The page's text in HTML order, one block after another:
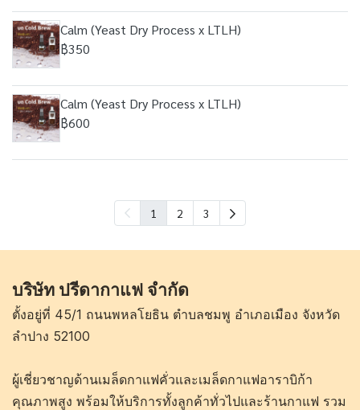
Calm (Yeast Dry Process x LTLH)
฿350
Calm (Yeast Dry Process x LTLH)
฿600
1 2 3
บริษัท ปรีดากาแฟ จำกัด
ตั้งอยู่ที่ 45/1 ถนนพหลโยธิน ตำบลชมพู อำเภอเมือง จังหวัด
ลำปาง 52100
ผู้เชี่ยวชาญด้านเมล็ดกาแฟคั่วและเมล็ดกาแฟอาราบิก้า
คุณภาพสูง พร้อมให้บริการทั้งลูกค้าทั่วไปและร้านกาแฟ รวม